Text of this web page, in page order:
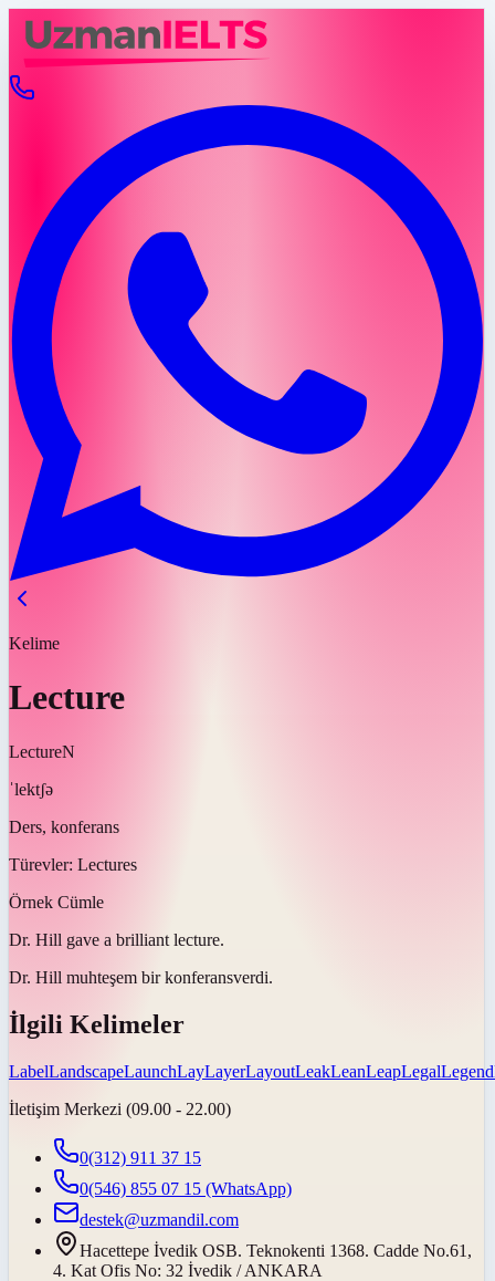
Kelime
Lecture
LectureN
ˈlektʃə
Ders, konferans
Türevler: Lectures
Örnek Cümle
Dr. Hill gave a brilliant lecture.
Dr. Hill muhteşem bir konferansverdi.
İlgili Kelimeler
LabelLandscapeLaunchLayLayerLayoutLeakLeanLeapLegalLegend
İletişim Merkezi (09.00 - 22.00)
0(312) 911 37 15
0(546) 855 07 15 (WhatsApp)
destek@uzmandil.com
Hacettepe İvedik OSB. Teknokenti 1368. Cadde No.61,
4. Kat Ofis No: 32 İvedik / ANKARA